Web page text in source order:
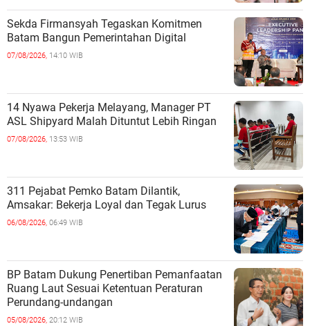
Sekda Firmansyah Tegaskan Komitmen
Batam Bangun Pemerintahan Digital
07/08/2026, 14:10 WIB
14 Nyawa Pekerja Melayang, Manager PT
ASL Shipyard Malah Dituntut Lebih Ringan
07/08/2026, 13:53 WIB
311 Pejabat Pemko Batam Dilantik,
Amsakar: Bekerja Loyal dan Tegak Lurus
06/08/2026, 06:49 WIB
BP Batam Dukung Penertiban Pemanfaatan
Ruang Laut Sesuai Ketentuan Peraturan
Perundang-undangan
05/08/2026, 20:12 WIB